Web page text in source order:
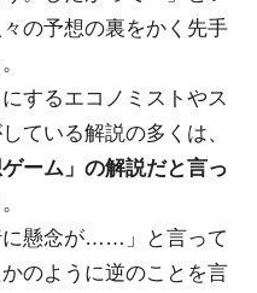
の予想の裏をかく先手
するエコノミストやス
ている解説の多くは、
ーム」の解説だと言っ
。
に懸念が……」と言って
のように逆のことを言